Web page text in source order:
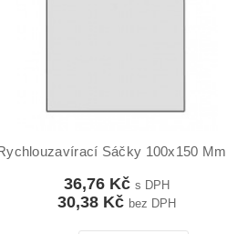
Sáčky 100x150
36,76 Kč s DPH
30,38 Kč bez DPH